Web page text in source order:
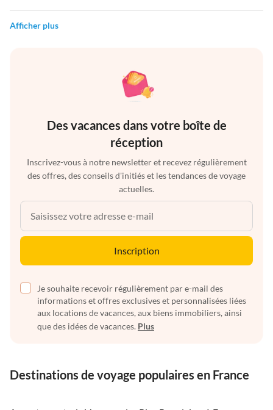
Afficher plus
Des vacances dans votre boîte de
réception
Inscrivez-vous à notre newsletter et recevez régulièrement
des offres, des conseils d'initiés et les tendances de voyage
actuelles.
Inscription
Je souhaite recevoir régulièrement par e-mail des
informations et offres exclusives et personnalisées liées
aux locations de vacances, aux biens immobiliers, ainsi
que des idées de vacances. Plus
Destinations de voyage populaires en France